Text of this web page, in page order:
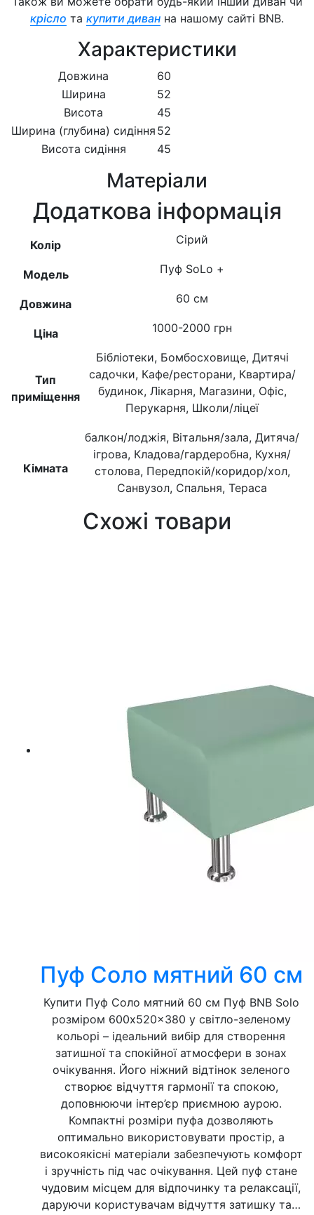
крісло та купити диван на нашому сайті BNB.
Характеристики
Довжина
60
Ширина
52
Висота
45
Ширина (глубина) сидіння 52
Висота сидіння
45
Матеріали
Додаткова інформація
Колір Сірий
Модель Пуф SоLо +
Довжина 60 см
Ціна 1000-2000 грн
Тип
приміщення
Бібліотеки, Бомбосховище, Дитячі
садочки, Кафе/ресторани, Квартира/
будинок, Лікарня, Магазини, Офіс,
Перукарня, Школи/ліцеї
Кімната
балкон/лоджія, Вітальня/зала, Дитяча/
ігрова, Кладова/гардеробна, Кухня/
столова, Передпокій/коридор/хол,
Санвузол, Спальня, Тераса
Схожі товари
Пуф Соло мятний 60 см
Купити Пуф Соло мятний 60 см Пуф BNB Solo
розміром 600x520x380 у світло-зеленому
кольорі – ідеальний вибір для створення
затишної та спокійної атмосфери в зонах
очікування. Його ніжний відтінок зеленого
створює відчуття гармонії та спокою,
доповнюючи інтер’єр приємною аурою.
Компактні розміри пуфа дозволяють
оптимально використовувати простір, а
високоякісні матеріали забезпечують комфорт
і зручність під час очікування. Цей пуф стане
чудовим місцем для відпочинку та релаксації,
даруючи користувачам відчуття затишку та…